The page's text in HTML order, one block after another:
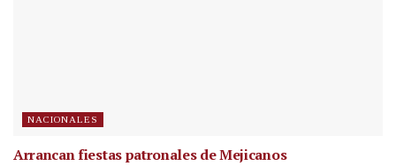
NACIONALES
Arrancan fiestas patronales de Mejicanos